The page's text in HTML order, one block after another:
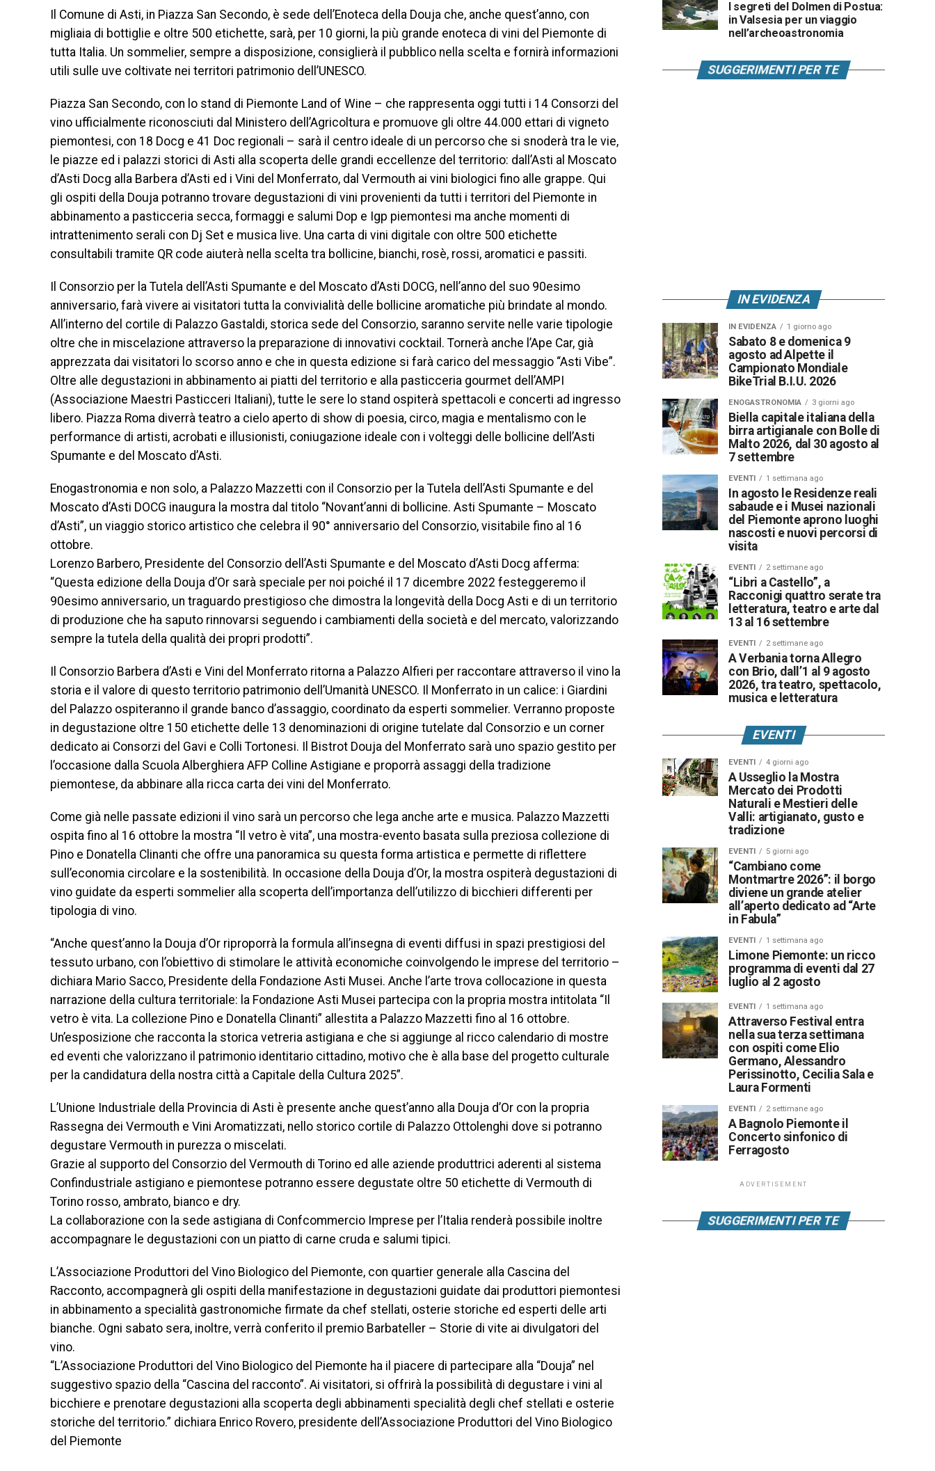
Il Comune di Asti, in Piazza San Secondo, è sede dell’Enoteca della Douja che, anche quest’anno, con
migliaia di bottiglie e oltre 500 etichette, sarà, per 10 giorni, la più grande enoteca di vini del Piemonte di
tutta Italia. Un sommelier, sempre a disposizione, consiglierà il pubblico nella scelta e fornirà informazioni
utili sulle uve coltivate nei territori patrimonio dell’UNESCO.
Piazza San Secondo, con lo stand di Piemonte Land of Wine – che rappresenta oggi tutti i 14 Consorzi del
vino ufficialmente riconosciuti dal Ministero dell’Agricoltura e promuove gli oltre 44.000 ettari di vigneto
piemontesi, con 18 Docg e 41 Doc regionali – sarà il centro ideale di un percorso che si snoderà tra le vie,
le piazze ed i palazzi storici di Asti alla scoperta delle grandi eccellenze del territorio: dall’Asti al Moscato
d’Asti Docg alla Barbera d’Asti ed i Vini del Monferrato, dal Vermouth ai vini biologici fino alle grappe. Qui
gli ospiti della Douja potranno trovare degustazioni di vini provenienti da tutti i territori del Piemonte in
abbinamento a pasticceria secca, formaggi e salumi Dop e Igp piemontesi ma anche momenti di
intrattenimento serali con Dj Set e musica live. Una carta di vini digitale con oltre 500 etichette
consultabili tramite QR code aiuterà nella scelta tra bollicine, bianchi, rosè, rossi, aromatici e passiti.
Il Consorzio per la Tutela dell’Asti Spumante e del Moscato d’Asti DOCG, nell’anno del suo 90esimo
anniversario, farà vivere ai visitatori tutta la convivialità delle bollicine aromatiche più brindate al mondo.
All’interno del cortile di Palazzo Gastaldi, storica sede del Consorzio, saranno servite nelle varie tipologie
oltre che in miscelazione attraverso la preparazione di innovativi cocktail. Tornerà anche l’Ape Car, già
apprezzata dai visitatori lo scorso anno e che in questa edizione si farà carico del messaggio “Asti Vibe”.
Oltre alle degustazioni in abbinamento ai piatti del territorio e alla pasticceria gourmet dell’AMPI
(Associazione Maestri Pasticceri Italiani), tutte le sere lo stand ospiterà spettacoli e concerti ad ingresso
libero. Piazza Roma diverrà teatro a cielo aperto di show di poesia, circo, magia e mentalismo con le
performance di artisti, acrobati e illusionisti, coniugazione ideale con i volteggi delle bollicine dell’Asti
Spumante e del Moscato d’Asti.
Enogastronomia e non solo, a Palazzo Mazzetti con il Consorzio per la Tutela dell’Asti Spumante e del
Moscato d’Asti DOCG inaugura la mostra dal titolo “Novant’anni di bollicine. Asti Spumante – Moscato
d’Asti”, un viaggio storico artistico che celebra il 90° anniversario del Consorzio, visitabile fino al 16
ottobre.
Lorenzo Barbero, Presidente del Consorzio dell’Asti Spumante e del Moscato d’Asti Docg afferma:
“Questa edizione della Douja d’Or sarà speciale per noi poiché il 17 dicembre 2022 festeggeremo il
90esimo anniversario, un traguardo prestigioso che dimostra la longevità della Docg Asti e di un territorio
di produzione che ha saputo rinnovarsi seguendo i cambiamenti della società e del mercato, valorizzando
sempre la tutela della qualità dei propri prodotti”.
Il Consorzio Barbera d’Asti e Vini del Monferrato ritorna a Palazzo Alfieri per raccontare attraverso il vino la
storia e il valore di questo territorio patrimonio dell’Umanità UNESCO. Il Monferrato in un calice: i Giardini
del Palazzo ospiteranno il grande banco d’assaggio, coordinato da esperti sommelier. Verranno proposte
in degustazione oltre 150 etichette delle 13 denominazioni di origine tutelate dal Consorzio e un corner
dedicato ai Consorzi del Gavi e Colli Tortonesi. Il Bistrot Douja del Monferrato sarà uno spazio gestito per
l’occasione dalla Scuola Alberghiera AFP Colline Astigiane e proporrà assaggi della tradizione
piemontese, da abbinare alla ricca carta dei vini del Monferrato.
Come già nelle passate edizioni il vino sarà un percorso che lega anche arte e musica. Palazzo Mazzetti
ospita fino al 16 ottobre la mostra “Il vetro è vita”, una mostra-evento basata sulla preziosa collezione di
Pino e Donatella Clinanti che offre una panoramica su questa forma artistica e permette di riflettere
sull’economia circolare e la sostenibilità. In occasione della Douja d’Or, la mostra ospiterà degustazioni di
vino guidate da esperti sommelier alla scoperta dell’importanza dell’utilizzo di bicchieri differenti per
tipologia di vino.
“Anche quest’anno la Douja d’Or riproporrà la formula all’insegna di eventi diffusi in spazi prestigiosi del
tessuto urbano, con l’obiettivo di stimolare le attività economiche coinvolgendo le imprese del territorio –
dichiara Mario Sacco, Presidente della Fondazione Asti Musei. Anche l’arte trova collocazione in questa
narrazione della cultura territoriale: la Fondazione Asti Musei partecipa con la propria mostra intitolata “Il
vetro è vita. La collezione Pino e Donatella Clinanti” allestita a Palazzo Mazzetti fino al 16 ottobre.
Un’esposizione che racconta la storica vetreria astigiana e che si aggiunge al ricco calendario di mostre
ed eventi che valorizzano il patrimonio identitario cittadino, motivo che è alla base del progetto culturale
per la candidatura della nostra città a Capitale della Cultura 2025”.
L’Unione Industriale della Provincia di Asti è presente anche quest’anno alla Douja d’Or con la propria
Rassegna dei Vermouth e Vini Aromatizzati, nello storico cortile di Palazzo Ottolenghi dove si potranno
degustare Vermouth in purezza o miscelati.
Grazie al supporto del Consorzio del Vermouth di Torino ed alle aziende produttrici aderenti al sistema
Confindustriale astigiano e piemontese potranno essere degustate oltre 50 etichette di Vermouth di
Torino rosso, ambrato, bianco e dry.
La collaborazione con la sede astigiana di Confcommercio Imprese per l’Italia renderà possibile inoltre
accompagnare le degustazioni con un piatto di carne cruda e salumi tipici.
L’Associazione Produttori del Vino Biologico del Piemonte, con quartier generale alla Cascina del
Racconto, accompagnerà gli ospiti della manifestazione in degustazioni guidate dai produttori piemontesi
in abbinamento a specialità gastronomiche firmate da chef stellati, osterie storiche ed esperti delle arti
bianche. Ogni sabato sera, inoltre, verrà conferito il premio Barbateller – Storie di vite ai divulgatori del
vino.
“L’Associazione Produttori del Vino Biologico del Piemonte ha il piacere di partecipare alla “Douja” nel
suggestivo spazio della “Cascina del racconto”. Ai visitatori, si offrirà la possibilità di degustare i vini al
bicchiere e prenotare degustazioni alla scoperta degli abbinamenti specialità degli chef stellati e osterie
storiche del territorio.” dichiara Enrico Rovero, presidente dell’Associazione Produttori del Vino Biologico
del Piemonte
I segreti del Dolmen di Postua:
in Valsesia per un viaggio
nell’archeoastronomia
SUGGERIMENTI PER TE
IN EVIDENZA
IN EVIDENZA 1 giorno ago
Sabato 8 e domenica 9
agosto ad Alpette il
Campionato Mondiale
BikeTrial B.I.U. 2026
ENOGASTRONOMIA 3 giorni ago
Biella capitale italiana della
birra artigianale con Bolle di
Malto 2026, dal 30 agosto al
7 settembre
EVENTI 1 settimana ago
In agosto le Residenze reali
sabaude e i Musei nazionali
del Piemonte aprono luoghi
nascosti e nuovi percorsi di
visita
EVENTI 2 settimane ago
“Libri a Castello”, a
Racconigi quattro serate tra
letteratura, teatro e arte dal
13 al 16 settembre
EVENTI 2 settimane ago
A Verbania torna Allegro
con Brio, dall’1 al 9 agosto
2026, tra teatro, spettacolo,
musica e letteratura
EVENTI
EVENTI 4 giorni ago
A Usseglio la Mostra
Mercato dei Prodotti
Naturali e Mestieri delle
Valli: artigianato, gusto e
tradizione
EVENTI 5 giorni ago
“Cambiano come
Montmartre 2026”: il borgo
diviene un grande atelier
all’aperto dedicato ad “Arte
in Fabula”
EVENTI 1 settimana ago
Limone Piemonte: un ricco
programma di eventi dal 27
luglio al 2 agosto
EVENTI 1 settimana ago
Attraverso Festival entra
nella sua terza settimana
con ospiti come Elio
Germano, Alessandro
Perissinotto, Cecilia Sala e
Laura Formenti
EVENTI 2 settimane ago
A Bagnolo Piemonte il
Concerto sinfonico di
Ferragosto
ADVERTISEMENT
SUGGERIMENTI PER TE